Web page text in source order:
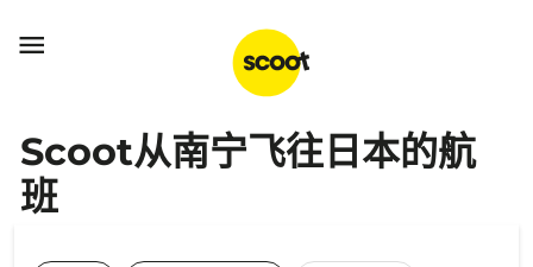

Scoot从南宁飞往日本的航
班